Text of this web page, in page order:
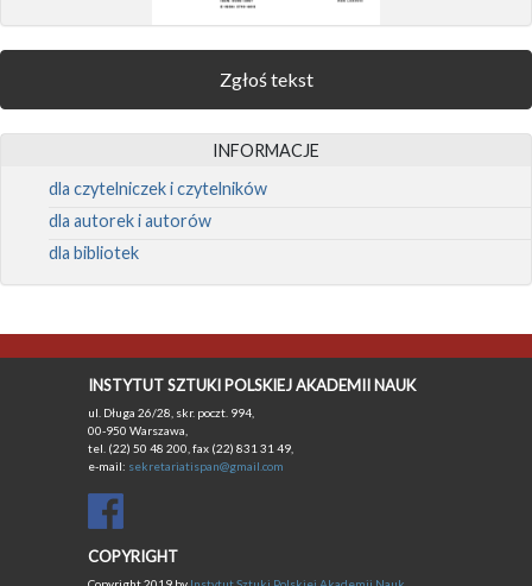
Zgłoś tekst
INFORMACJE
dla czytelniczek i czytelników
dla autorek i autorów
dla bibliotek
INSTYTUT SZTUKI POLSKIEJ AKADEMII NAUK
ul. Długa 26/28, skr. poczt. 994,
00-950 Warszawa,
tel. (22) 50 48 200, fax (22) 831 31 49,
e-mail: sekretariatispan@gmail.com
COPYRIGHT
Copyright 2019 by Instytut Sztuki Polskiej Akademii Nauk